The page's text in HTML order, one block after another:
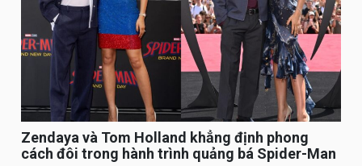
Zendaya và Tom Holland khẳng định phong
cách đôi trong hành trình quảng bá Spider-Man